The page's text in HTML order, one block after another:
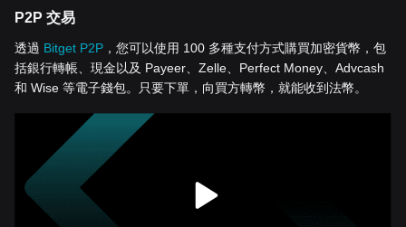
P2P 交易
透過 Bitget P2P ，您可以使用 100 多種支付方式購買加密貨幣，包
括銀行轉帳、現金以及 Payeer、Zelle、Perfect Money、Advcash
和 Wise 等電子錢包。只要下單，向買方轉幣，就能收到法幣。